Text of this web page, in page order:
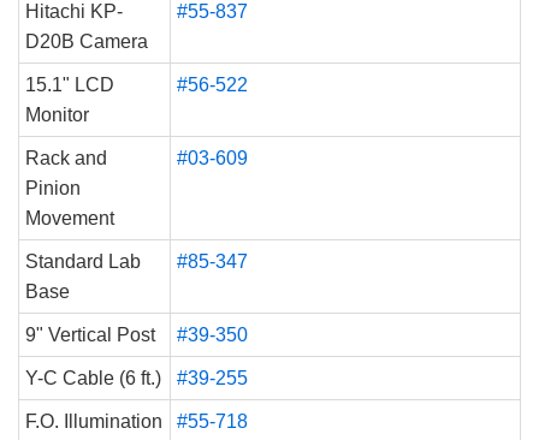
Hitachi KP-
D20B Camera
#55-837
15.1" LCD
Monitor
#56-522
Rack and
Pinion
Movement
#03-609
Standard Lab
Base
#85-347
9" Vertical Post #39-350
Y-C Cable (6 ft.) #39-255
F.O. Illumination
#55-718